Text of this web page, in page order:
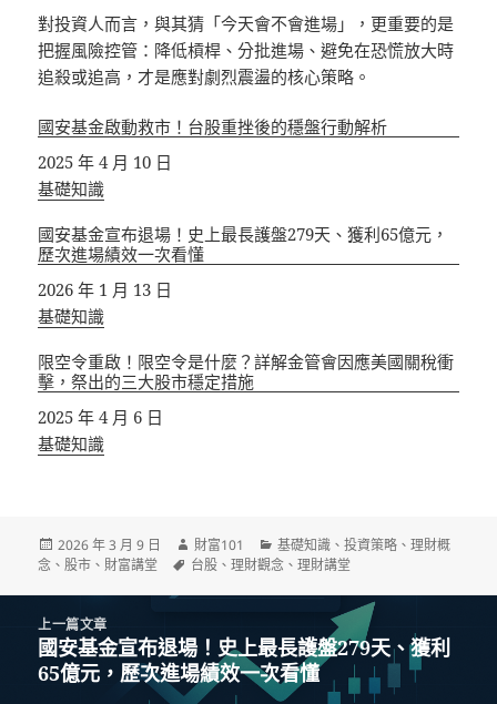
對投資人而言，與其猜「今天會不會進場」，更重要的是
把握風險控管：降低槓桿、分批進場、避免在恐慌放大時
追殺或追高，才是應對劇烈震盪的核心策略。
國安基金啟動救市！台股重挫後的穩盤行動解析
日期
2025 年 4 月 10 日
關於
基礎知識
國安基金宣布退場！史上最長護盤279天、獲利65億元，
歷次進場績效一次看懂
日期
2026 年 1 月 13 日
關於
基礎知識
限空令重啟！限空令是什麼？詳解金管會因應美國關稅衝
擊，祭出的三大股市穩定措施
日期
2025 年 4 月 6 日
關於
基礎知識
發
佈
2026 年 3 月 9 日
作
者
財富101
分
類
基礎知識 、投資策略 、理財概
念 、股市 、 財富講堂
標
台股 、理財觀念 、理財講堂
上一篇文章
上
一
國安基金宣布退場！史上最長護盤279天、獲利
65億元，歷次進場績效一次看懂